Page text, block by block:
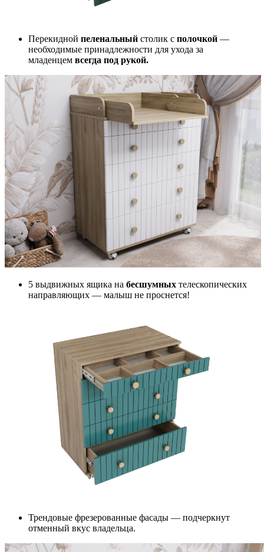
Перекидной пеленальный столик с полочкой —
необходимые принадлежности для ухода за
младенцем всегда под рукой.
5 выдвижных ящика на бесшумных телескопических
направляющих — малыш не проснется!
Трендовые фрезерованные фасады — подчеркнут
отменный вкус владельца.